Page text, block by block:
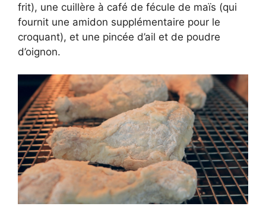
frit), une cuillère à café de fécule de maïs (qui
fournit une amidon supplémentaire pour le
croquant), et une pincée d’ail et de poudre
d’oignon.